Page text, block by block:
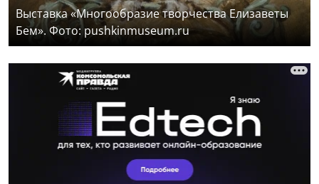
Выставка «Многообразие творчества Елизаветы
Бем». Фото: pushkinmuseum.ru